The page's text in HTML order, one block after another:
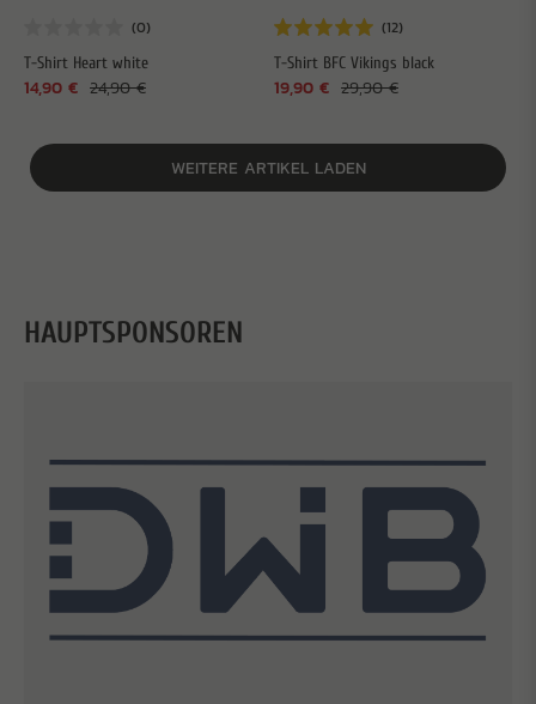
T-Shirt Heart white
24,90 €
14,90 €
T-Shirt BFC Vikings black
29,90 €
19,90 €
WEITERE ARTIKEL LADEN
HAUPTSPONSOREN